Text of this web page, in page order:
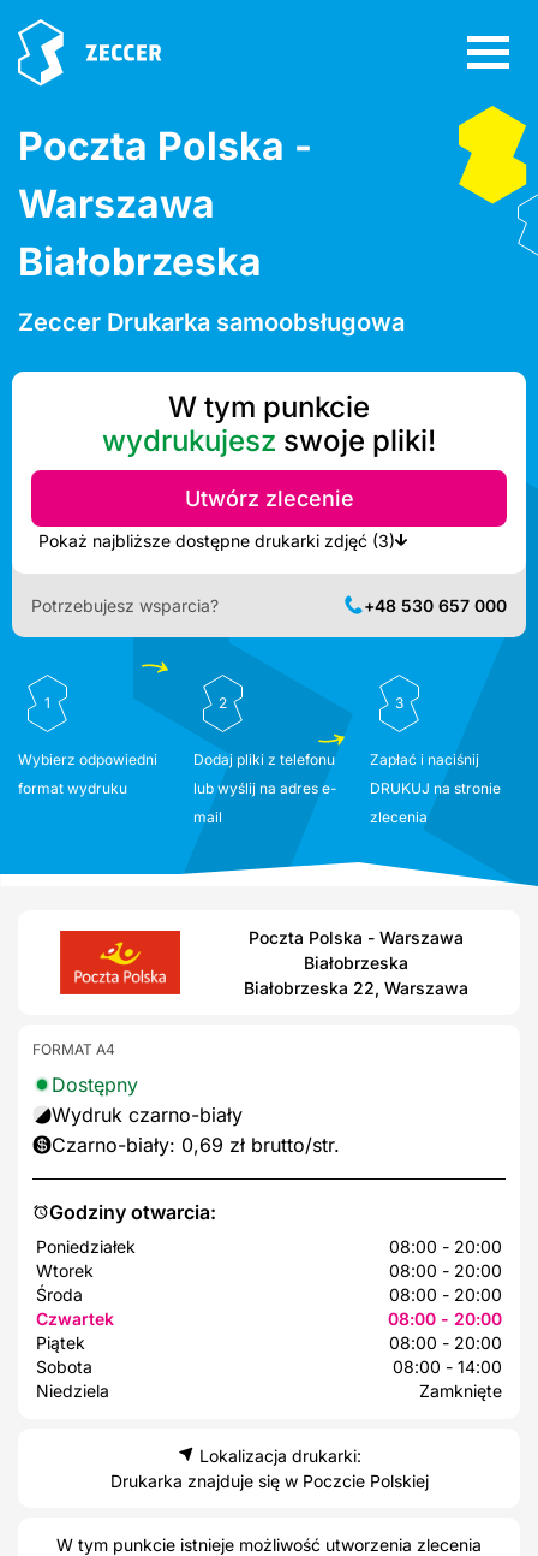
Poczta Polska -
Warszawa
Białobrzeska
Zeccer Drukarka samoobsługowa
W tym punkcie
wydrukujesz swoje pliki!
Utwórz zlecenie
Pokaż najbliższe dostępne drukarki zdjęć (3)
Potrzebujesz wsparcia? +48 530 657 000
1
Wybierz odpowiedni
format wydruku
2
Dodaj pliki z telefonu
lub wyślij na adres e-
mail
3
Zapłać i naciśnij
DRUKUJ na stronie
zlecenia
Poczta Polska - Warszawa
Białobrzeska
Białobrzeska 22, Warszawa
Godziny otwarcia:
Poniedziałek
08:00 - 20:00
Wtorek
08:00 - 20:00
Środa
08:00 - 20:00
Czwartek
08:00 - 20:00
Piątek
08:00 - 20:00
Sobota
08:00 - 14:00
Niedziela
Zamknięte
FORMAT A4
Dostępny
Wydruk czarno-biały
Czarno-biały: 0,69 zł brutto/str.
Lokalizacja drukarki:
Drukarka znajduje się w Poczcie Polskiej
W tym punkcie istnieje możliwość utworzenia zlecenia